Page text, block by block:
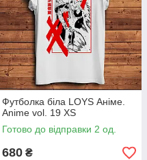
Футболка біла LOYS Аніме.
Anime vol. 19 XS
Готово до відправки 2 од.
680 ₴